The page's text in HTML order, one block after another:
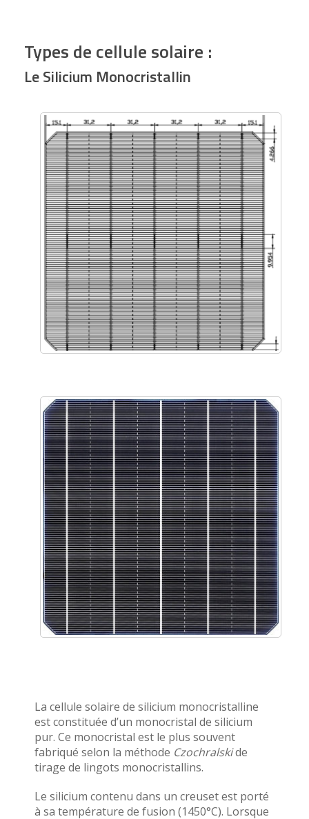
Types de cellule solaire :
Le Silicium Monocristallin
La cellule solaire de silicium monocristalline
est constituée d’un monocristal de silicium
pur. Ce monocristal est le plus souvent
fabriqué selon la méthode Czochralskide
tirage de lingots monocristallins.
Le silicium contenu dans un creuset est porté
à sa température de fusion (1450°C). Lorsque